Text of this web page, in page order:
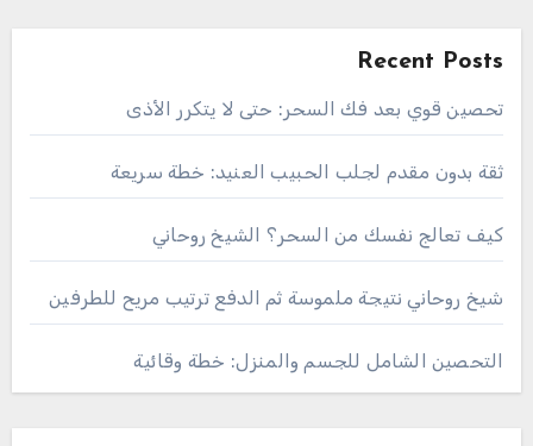
Recent Posts
تحصين قوي بعد فك السحر: حتى لا يتكرر الأذى
ثقة بدون مقدم لجلب الحبيب العنيد: خطة سريعة
كيف تعالج نفسك من السحر؟ الشيخ روحاني
شيخ روحاني نتيجة ملموسة ثم الدفع ترتيب مريح للطرفين
التحصين الشامل للجسم والمنزل: خطة وقائية